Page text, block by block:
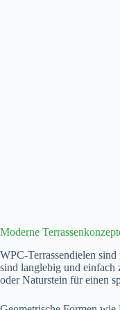
Moderne
WPC-Terrassendielen
sind langlebig und einfach
oder Naturstein für einen